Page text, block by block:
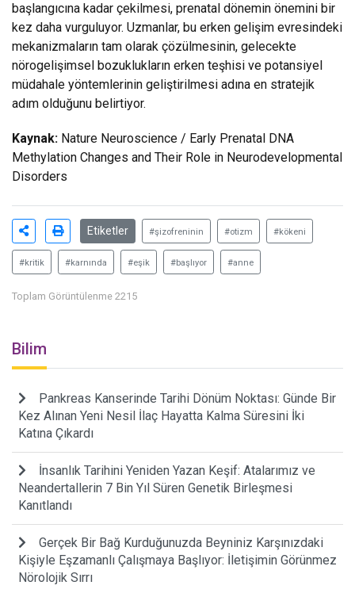
başlangıcına kadar çekilmesi, prenatal dönemin önemini bir
kez daha vurguluyor. Uzmanlar, bu erken gelişim evresindeki
mekanizmaların tam olarak çözülmesinin, gelecekte
nörogelişimsel bozuklukların erken teşhisi ve potansiyel
müdahale yöntemlerinin geliştirilmesi adına en stratejik
adım olduğunu belirtiyor.
Kaynak: Nature Neuroscience / Early Prenatal DNA
Methylation Changes and Their Role in Neurodevelopmental
Disorders
Etiketler #şizofreninin #otizm #kökeni
#kritik #karnında #eşik #başlıyor #anne
Toplam Görüntülenme 2215
Bilim
Pankreas Kanserinde Tarihi Dönüm Noktası: Günde Bir
Kez Alınan Yeni Nesil İlaç Hayatta Kalma Süresini İki
Katına Çıkardı
İnsanlık Tarihini Yeniden Yazan Keşif: Atalarımız ve
Neandertallerin 7 Bin Yıl Süren Genetik Birleşmesi
Kanıtlandı
Gerçek Bir Bağ Kurduğunuzda Beyniniz Karşınızdaki
Kişiyle Eşzamanlı Çalışmaya Başlıyor: İletişimin Görünmez
Nörolojik Sırrı